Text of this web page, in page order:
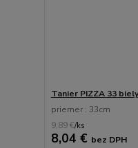
Tanier PIZZA 33 biely
priemer : 33cm
9,89 €/ks
8,04 € bez DPH